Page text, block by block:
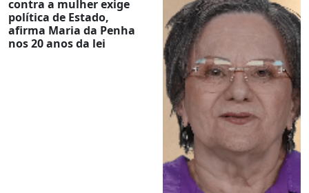
contra a mulher exige
política de Estado,
afirma Maria da Penha
nos 20 anos da lei